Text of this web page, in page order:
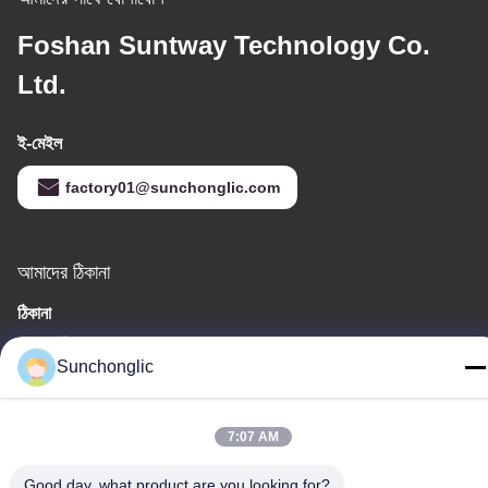
Foshan Suntway Technology Co.
Ltd.
ই-মেইল
factory01@sunchonglic.com
আমাদের ঠিকানা
ঠিকানা
গুয়াংডং, চীন
টেলিফোন
Sunchonglic
7:07 AM